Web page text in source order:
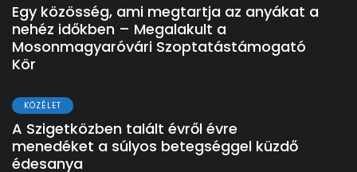
Egy közösség, ami megtartja az anyákat a
nehéz időkben – Megalakult a
Mosonmagyaróvári Szoptatástámogató
Kör
KÖZÉLET
A Szigetközben talált évről évre
menedéket a súlyos betegséggel küzdő
édesanya